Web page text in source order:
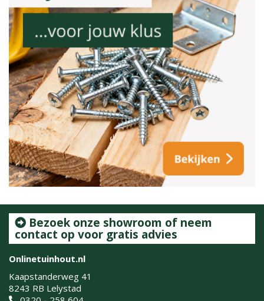
Bezoek onze showroom of neem
contact op voor gratis advies
Onlinetuinhout.nl
Kaapstanderweg 41
8243 RB Lelystad